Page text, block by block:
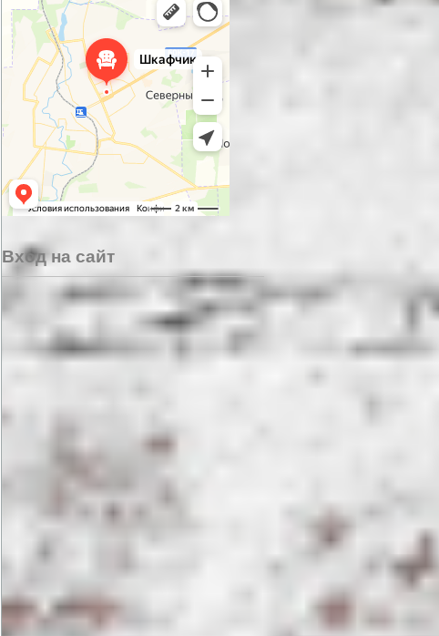
Вход на сайт